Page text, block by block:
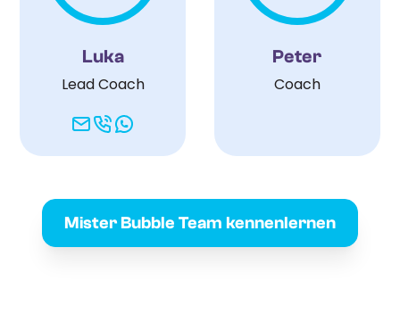
Luka
Lead Coach
Peter
Coach
Mister Bubble Team kennenlernen